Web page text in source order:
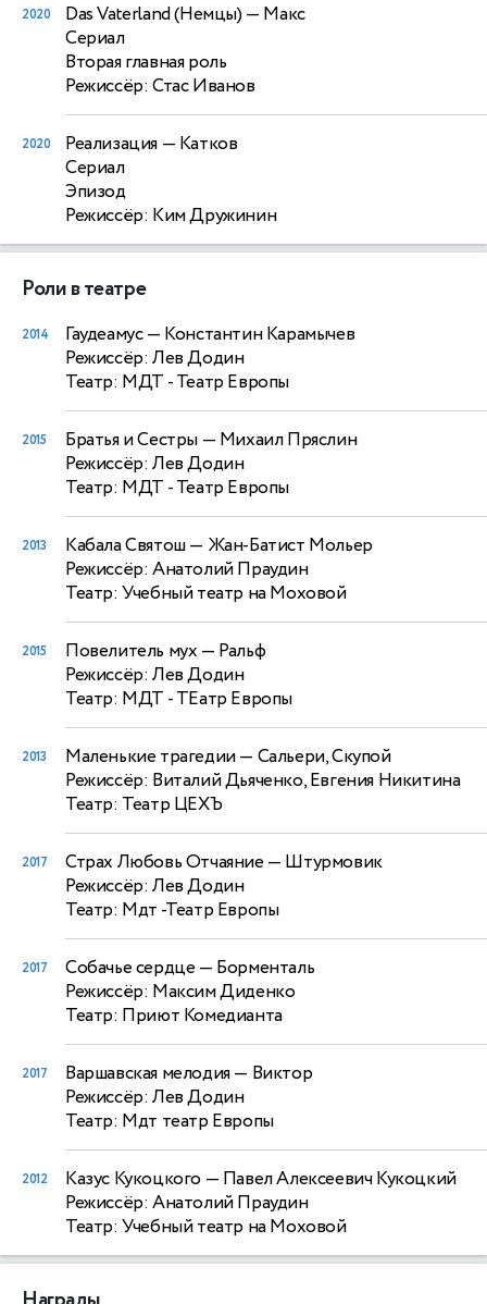
2020 Das Vaterland (Немцы) — Макс
Сериал
Вторая главная роль
Режиссёр: Стас Иванов
2020 Реализация — Катков
Сериал
Эпизод
Режиссёр: Ким Дружинин
Роли в театре
2014 Гаудеамус— Константин Карамычев
Режиссёр: Лев Додин
Театр: МДТ - Театр Европы
2015 Братья и Сестры — Михаил Пряслин
Режиссёр: Лев Додин
Театр: МДТ - Театр Европы
2013 Кабала Святош— Жан-Батист Мольер
Режиссёр: Анатолий Праудин
Театр: Учебный театр на Моховой
2015 Повелитель мух — Ральф
Режиссёр: Лев Додин
Театр: МДТ - ТЕатр Европы
2013 Маленькие трагедии— Сальери, Скупой
Режиссёр: Виталий Дьяченко, Евгения Никитина
Театр: Театр ЦЕХЪ
2017 Страх Любовь Отчаяние— Штурмовик
Режиссёр: Лев Додин
Театр: Мдт -Театр Европы
2017 Собачье сердце— Борменталь
Режиссёр: Максим Диденко
Театр: Приют Комедианта
2017 Варшавская мелодия— Виктор
Режиссёр: Лев Додин
Театр: Мдт театр Европы
2012 Казус Кукоцкого — Павел Алексеевич Кукоцкий
Режиссёр: Анатолий Праудин
Театр: Учебный театр на Моховой